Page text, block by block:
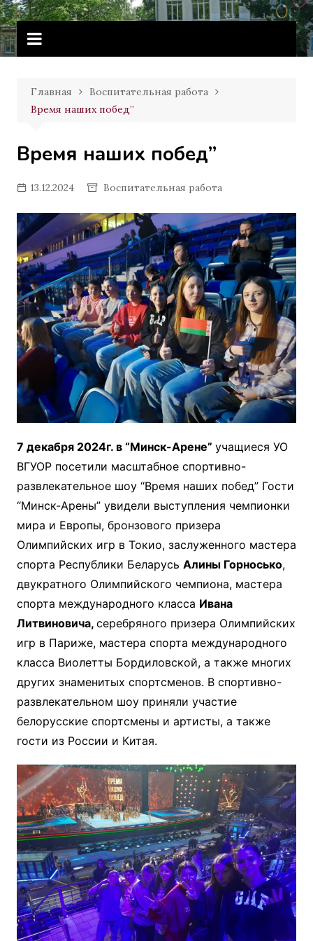
Перейти
к
содержимому
Витебское государственное
училище олимпийского резерва
Главная
Воспитательная работа
Время наших побед”
Время наших побед”
13.12.2024 Воспитательная работа
7 декабря 2024г. в “Минск-Арене” учащиеся УО
ВГУОР посетили масштабное спортивно-
развлекательное шоу “Время наших побед” Гости
“Минск-Арены” увидели выступления чемпионки
мира и Европы, бронзового призера
Олимпийских игр в Токио, заслуженного мастера
спорта Республики Беларусь Алины Горносько,
двукратного Олимпийского чемпиона, мастера
спорта международного класса Ивана
Литвиновича, серебряного призера Олимпийских
игр в Париже, мастера спорта международного
класса Виолетты Бордиловской, а также многих
других знаменитых спортсменов. В спортивно-
развлекательном шоу приняли участие
белорусские спортсмены и артисты, а также
гости из России и Китая.